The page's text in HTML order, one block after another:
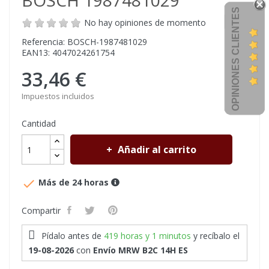
No hay opiniones de momento
Referencia: BOSCH-1987481029
EAN13: 4047024261754
33,46 €
Impuestos incluidos
Cantidad
Añadir al carrito
 Más de 24 horas
Compartir
Pídalo antes de 419 horas y 1 minutos y recíbalo el
19-08-2026 con Envío MRW B2C 14H ES
OPINIONES CLIENTES